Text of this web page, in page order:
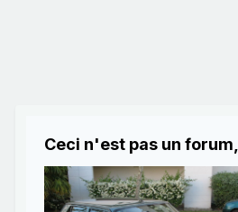
Ceci n'est pas un